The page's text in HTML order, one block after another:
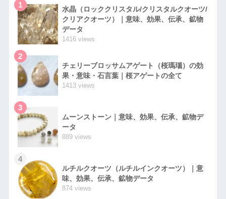
1
水晶（ロッククリスタル/クリスタルクオーツ/
クリアクオーツ）｜意味、効果、伝承、鉱物
データ
1416 views
2
チェリーブロッサムアゲート（桜瑪瑙）の効
果・意味・石言葉｜桜アゲートの全て
1413 views
3
ムーンストーン｜意味、効果、伝承、鉱物デ
ータ
889 views
4
ルチルクオーツ（ルチルインクオーツ）｜意
味、効果、伝承、鉱物データ
874 views